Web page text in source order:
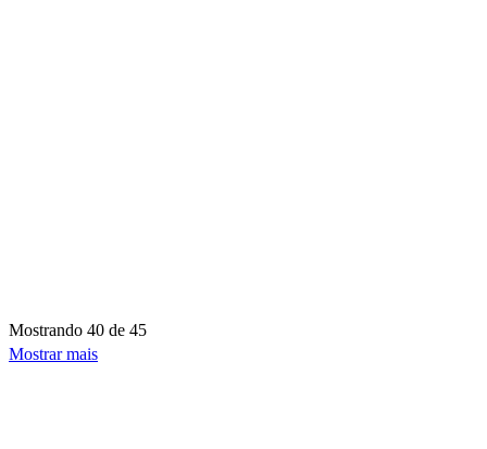
Mostrando 40 de 45
Mostrar mais